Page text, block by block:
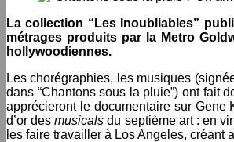
La collection “Les Inoubliables”
métrages produits par la Metro
hollywoodiennes.
Les chorégraphies, les musiques
dans “Chantons sous la pluie”) ont fait
apprécieront le documentaire sur Gene
d’or desmusicals du septième art : en
les faire travailler à Los Angeles, créant